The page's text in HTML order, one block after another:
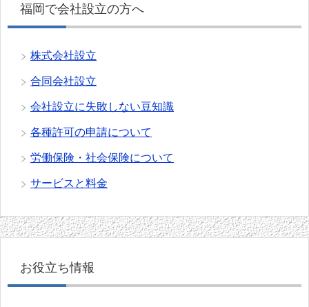
福岡で会社設立の方へ
株式会社設立
合同会社設立
会社設立に失敗しない豆知識
各種許可の申請について
労働保険・社会保険について
サービスと料金
お役立ち情報